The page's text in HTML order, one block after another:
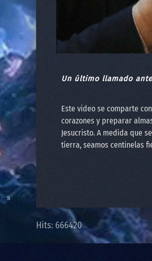
Un último llamado
Este video se comparte
corazones y preparar
Jesucristo. A medida que
tierra, seamos centinelas
Hits: 666420